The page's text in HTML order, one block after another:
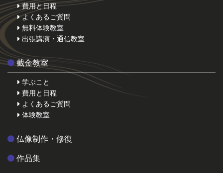
費用と日程
よくあるご質問
無料体験教室
出張講演・通信教室
截金教室
学ぶこと
費用と日程
よくあるご質問
体験教室
仏像制作・修復
作品集